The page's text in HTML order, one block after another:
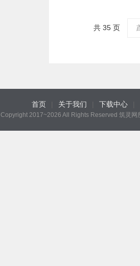
共 35 页
首页 关于我们 下载中心
Copyright 2017~2026 All Rights Reserved 筑灵网